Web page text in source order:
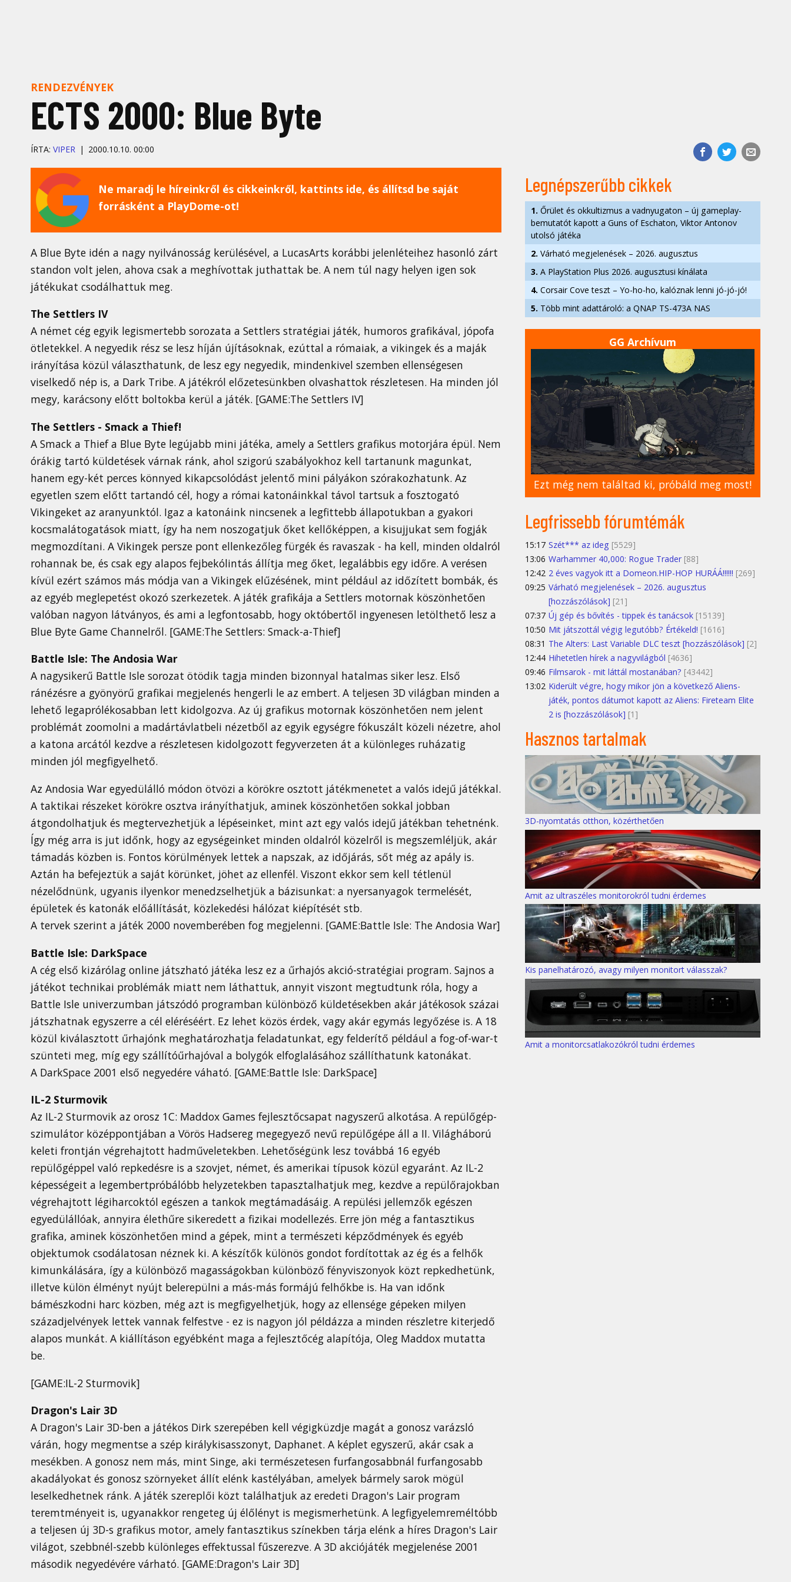
RENDEZVÉNYEK
ECTS 2000: Blue Byte
ÍRTA: VIPER 2000.10.10. 00:00
Ne maradj le híreinkről és cikkeinkről, kattints ide, és állítsd be saját
forrásként a PlayDome-ot!
A Blue Byte idén a nagy nyilvánosság kerülésével, a LucasArts korábbi jelenléteihez hasonló zárt
standon volt jelen, ahova csak a meghívottak juthattak be. A nem túl nagy helyen igen sok
játékukat csodálhattuk meg.
The Settlers IV
A német cég egyik legismertebb sorozata a Settlers stratégiai játék, humoros grafikával, jópofa
ötletekkel. A negyedik rész se lesz híján újításoknak, ezúttal a rómaiak, a vikingek és a maják
irányítása közül választhatunk, de lesz egy negyedik, mindenkivel szemben ellenségesen
viselkedő nép is, a Dark Tribe. A játékról előzetesünkben olvashattok részletesen. Ha minden jól
megy, karácsony előtt boltokba kerül a játék. [GAME:The Settlers IV]
The Settlers - Smack a Thief!
A Smack a Thief a Blue Byte legújabb mini játéka, amely a Settlers grafikus motorjára épül. Nem
órákig tartó küldetések várnak ránk, ahol szigorú szabályokhoz kell tartanunk magunkat,
hanem egy-két perces könnyed kikapcsolódást jelentő mini pályákon szórakozhatunk. Az
egyetlen szem előtt tartandó cél, hogy a római katonáinkkal távol tartsuk a fosztogató
Vikingeket az aranyunktól. Igaz a katonáink nincsenek a legfittebb állapotukban a gyakori
kocsmalátogatások miatt, így ha nem noszogatjuk őket kellőképpen, a kisujjukat sem fogják
megmozdítani. A Vikingek persze pont ellenkezőleg fürgék és ravaszak - ha kell, minden oldalról
rohannak be, és csak egy alapos fejbekólintás állítja meg őket, legalábbis egy időre. A verésen
kívül ezért számos más módja van a Vikingek elűzésének, mint például az időzített bombák, és
az egyéb meglepetést okozó szerkezetek. A játék grafikája a Settlers motornak köszönhetően
valóban nagyon látványos, és ami a legfontosabb, hogy októbertől ingyenesen letölthető lesz a
Blue Byte Game Channelről. [GAME:The Settlers: Smack-a-Thief]
Battle Isle: The Andosia War
A nagysikerű Battle Isle sorozat ötödik tagja minden bizonnyal hatalmas siker lesz. Első
ránézésre a gyönyörű grafikai megjelenés hengerli le az embert. A teljesen 3D világban minden a
lehető legaprólékosabban lett kidolgozva. Az új grafikus motornak köszönhetően nem jelent
problémát zoomolni a madártávlatbeli nézetből az egyik egységre fókuszált közeli nézetre, ahol
a katona arcától kezdve a részletesen kidolgozott fegyverzeten át a különleges ruházatig
minden jól megfigyelhető.
Az Andosia War egyedülálló módon ötvözi a körökre osztott játékmenetet a valós idejű játékkal.
A taktikai részeket körökre osztva irányíthatjuk, aminek köszönhetően sokkal jobban
átgondolhatjuk és megtervezhetjük a lépéseinket, mint azt egy valós idejű játékban tehetnénk.
Így még arra is jut időnk, hogy az egységeinket minden oldalról közelről is megszemléljük, akár
támadás közben is. Fontos körülmények lettek a napszak, az időjárás, sőt még az apály is.
Aztán ha befejeztük a saját körünket, jöhet az ellenfél. Viszont ekkor sem kell tétlenül
nézelődnünk, ugyanis ilyenkor menedzselhetjük a bázisunkat: a nyersanyagok termelését,
épületek és katonák előállítását, közlekedési hálózat kiépítését stb.
A tervek szerint a játék 2000 novemberében fog megjelenni. [GAME:Battle Isle: The Andosia War]
Battle Isle: DarkSpace
A cég első kizárólag online játszható játéka lesz ez a űrhajós akció-stratégiai program. Sajnos a
játékot technikai problémák miatt nem láthattuk, annyit viszont megtudtunk róla, hogy a
Battle Isle univerzumban játszódó programban különböző küldetésekben akár játékosok százai
játszhatnak egyszerre a cél eléréséért. Ez lehet közös érdek, vagy akár egymás legyőzése is. A 18
közül kiválasztott űrhajónk meghatározhatja feladatunkat, egy felderítő például a fog-of-war-t
szünteti meg, míg egy szállítóűrhajóval a bolygók elfoglalásához szállíthatunk katonákat.
A DarkSpace 2001 első negyedére váható. [GAME:Battle Isle: DarkSpace]
IL-2 Sturmovik
Az IL-2 Sturmovik az orosz 1C: Maddox Games fejlesztőcsapat nagyszerű alkotása. A repülőgép-
szimulátor középpontjában a Vörös Hadsereg megegyező nevű repülőgépe áll a II. Világháború
keleti frontján végrehajtott hadműveletekben. Lehetőségünk lesz továbbá 16 egyéb
repülőgéppel való repkedésre is a szovjet, német, és amerikai típusok közül egyaránt. Az IL-2
képességeit a legembertpróbálóbb helyzetekben tapasztalhatjuk meg, kezdve a repülőrajokban
végrehajtott légiharcoktól egészen a tankok megtámadásáig. A repülési jellemzők egészen
egyedülállóak, annyira élethűre sikeredett a fizikai modellezés. Erre jön még a fantasztikus
grafika, aminek köszönhetően mind a gépek, mint a természeti képződmények és egyéb
objektumok csodálatosan néznek ki. A készítők különös gondot fordítottak az ég és a felhők
kimunkálására, így a különböző magasságokban különböző fényviszonyok közt repkedhetünk,
illetve külön élményt nyújt belerepülni a más-más formájú felhőkbe is. Ha van időnk
bámészkodni harc közben, még azt is megfigyelhetjük, hogy az ellensége gépeken milyen
századjelvények lettek vannak felfestve - ez is nagyon jól példázza a minden részletre kiterjedő
alapos munkát. A kiállításon egyébként maga a fejlesztőcég alapítója, Oleg Maddox mutatta
be.
[GAME:IL-2 Sturmovik]
Dragon's Lair 3D
A Dragon's Lair 3D-ben a játékos Dirk szerepében kell végigküzdje magát a gonosz varázsló
várán, hogy megmentse a szép királykisasszonyt, Daphanet. A képlet egyszerű, akár csak a
mesékben. A gonosz nem más, mint Singe, aki természetesen furfangosabbnál furfangosabb
akadályokat és gonosz szörnyeket állít elénk kastélyában, amelyek bármely sarok mögül
leselkedhetnek ránk. A játék szereplői közt találhatjuk az eredeti Dragon's Lair program
teremtményeit is, ugyanakkor rengeteg új élőlényt is megismerhetünk. A legfigyelemreméltóbb
a teljesen új 3D-s grafikus motor, amely fantasztikus színekben tárja elénk a híres Dragon's Lair
világot, szebbnél-szebb különleges effektussal fűszerezve. A 3D akciójáték megjelenése 2001
második negyedévére várható. [GAME:Dragon's Lair 3D]
Legnépszerűbb cikkek
1. Őrület és okkultizmus a vadnyugaton – új gameplay-
bemutatót kapott a Guns of Eschaton, Viktor Antonov
utolsó játéka
2. Várható megjelenések – 2026. augusztus
3. A PlayStation Plus 2026. augusztusi kínálata
4. Corsair Cove teszt – Yo-ho-ho, kalóznak lenni jó-jó-jó!
5. Több mint adattároló: a QNAP TS-473A NAS
GG Archívum
Ezt még nem találtad ki, próbáld meg most!
Legfrissebb fórumtémák
15:17 Szét*** az ideg [5529]
13:06 Warhammer 40,000: Rogue Trader [88]
12:42 2 éves vagyok itt a Domeon.HIP-HOP HURÁÁ!!!!!! [269]
09:25 Várható megjelenések – 2026. augusztus
[hozzászólások] [21]
07:37 Új gép és bővítés - tippek és tanácsok [15139]
10:50 Mit játszottál végig legutóbb? Értékeld! [1616]
08:31 The Alters: Last Variable DLC teszt [hozzászólások] [2]
12:44 Hihetetlen hírek a nagyvilágból [4636]
09:46 Filmsarok - mit láttál mostanában? [43442]
13:02 Kiderült végre, hogy mikor jön a következő Aliens-
játék, pontos dátumot kapott az Aliens: Fireteam Elite
2 is [hozzászólások] [1]
Hasznos tartalmak
3D-nyomtatás otthon, közérthetően
Amit az ultraszéles monitorokról tudni érdemes
Kis panelhatározó, avagy milyen monitort válasszak?
Amit a monitorcsatlakozókról tudni érdemes